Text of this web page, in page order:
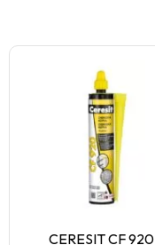
CERESIT CF 920